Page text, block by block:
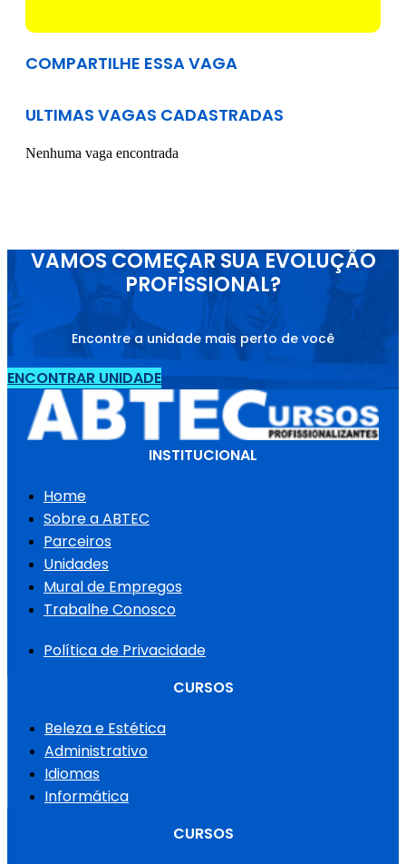
COMPARTILHE ESSA VAGA
ULTIMAS VAGAS CADASTRADAS
Nenhuma vaga encontrada
VAMOS COMEÇAR SUA EVOLUÇÃO
PROFISSIONAL?
Encontre a unidade mais perto de você
ENCONTRAR UNIDADE
INSTITUCIONAL
Home
Sobre a ABTEC
Parceiros
Unidades
Mural de Empregos
Trabalhe Conosco
Política de Privacidade
CURSOS
Beleza e Estética
Administrativo
Idiomas
Informática
CURSOS